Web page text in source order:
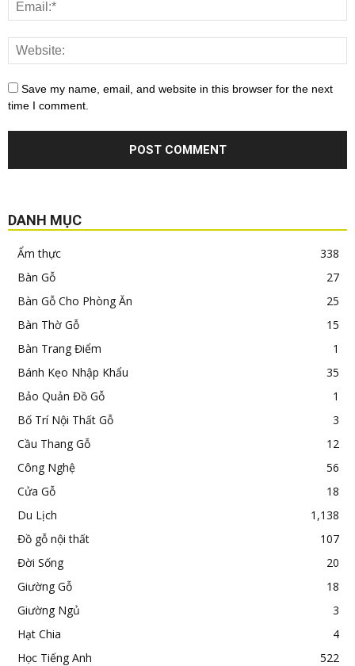
Save my name, email, and website in this browser for the next
time I comment.
DANH MỤC
Ẩm thực
338
Bàn Gỗ
27
Bàn Gỗ Cho Phòng Ăn
25
Bàn Thờ Gỗ
15
Bàn Trang Điểm
1
Bánh Kẹo Nhập Khẩu
35
Bảo Quản Đồ Gỗ
1
Bố Trí Nội Thất Gỗ
3
Cầu Thang Gỗ
12
Công Nghệ
56
Cửa Gỗ
18
Du Lịch
1,138
Đồ gỗ nội thất
107
Đời Sống
20
Giường Gỗ
18
Giường Ngủ
3
Hạt Chia
4
Học Tiếng Anh
522